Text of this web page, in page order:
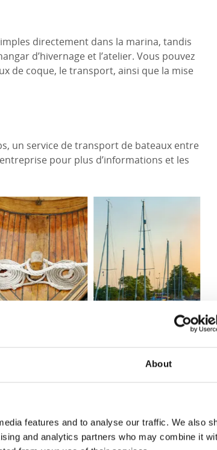
About
features and to analyse our traffic. We also
and analytics partners who may combine it
directement dans la marina, tandis
d’hivernage et l’atelier. Vous pouvez
de coque, le transport, ainsi que la mise
un service de transport de bateaux entre
pour plus d’informations et les
située dans un port certifié